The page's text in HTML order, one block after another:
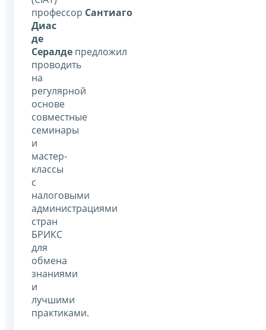
профессор Сантиаго
Диас
де
Сералде предложил
проводить
на
регулярной
основе
совместные
семинары
и
мастер-
классы
с
налоговыми
администрациями
стран
БРИКС
для
обмена
знаниями
и
лучшими
практиками.